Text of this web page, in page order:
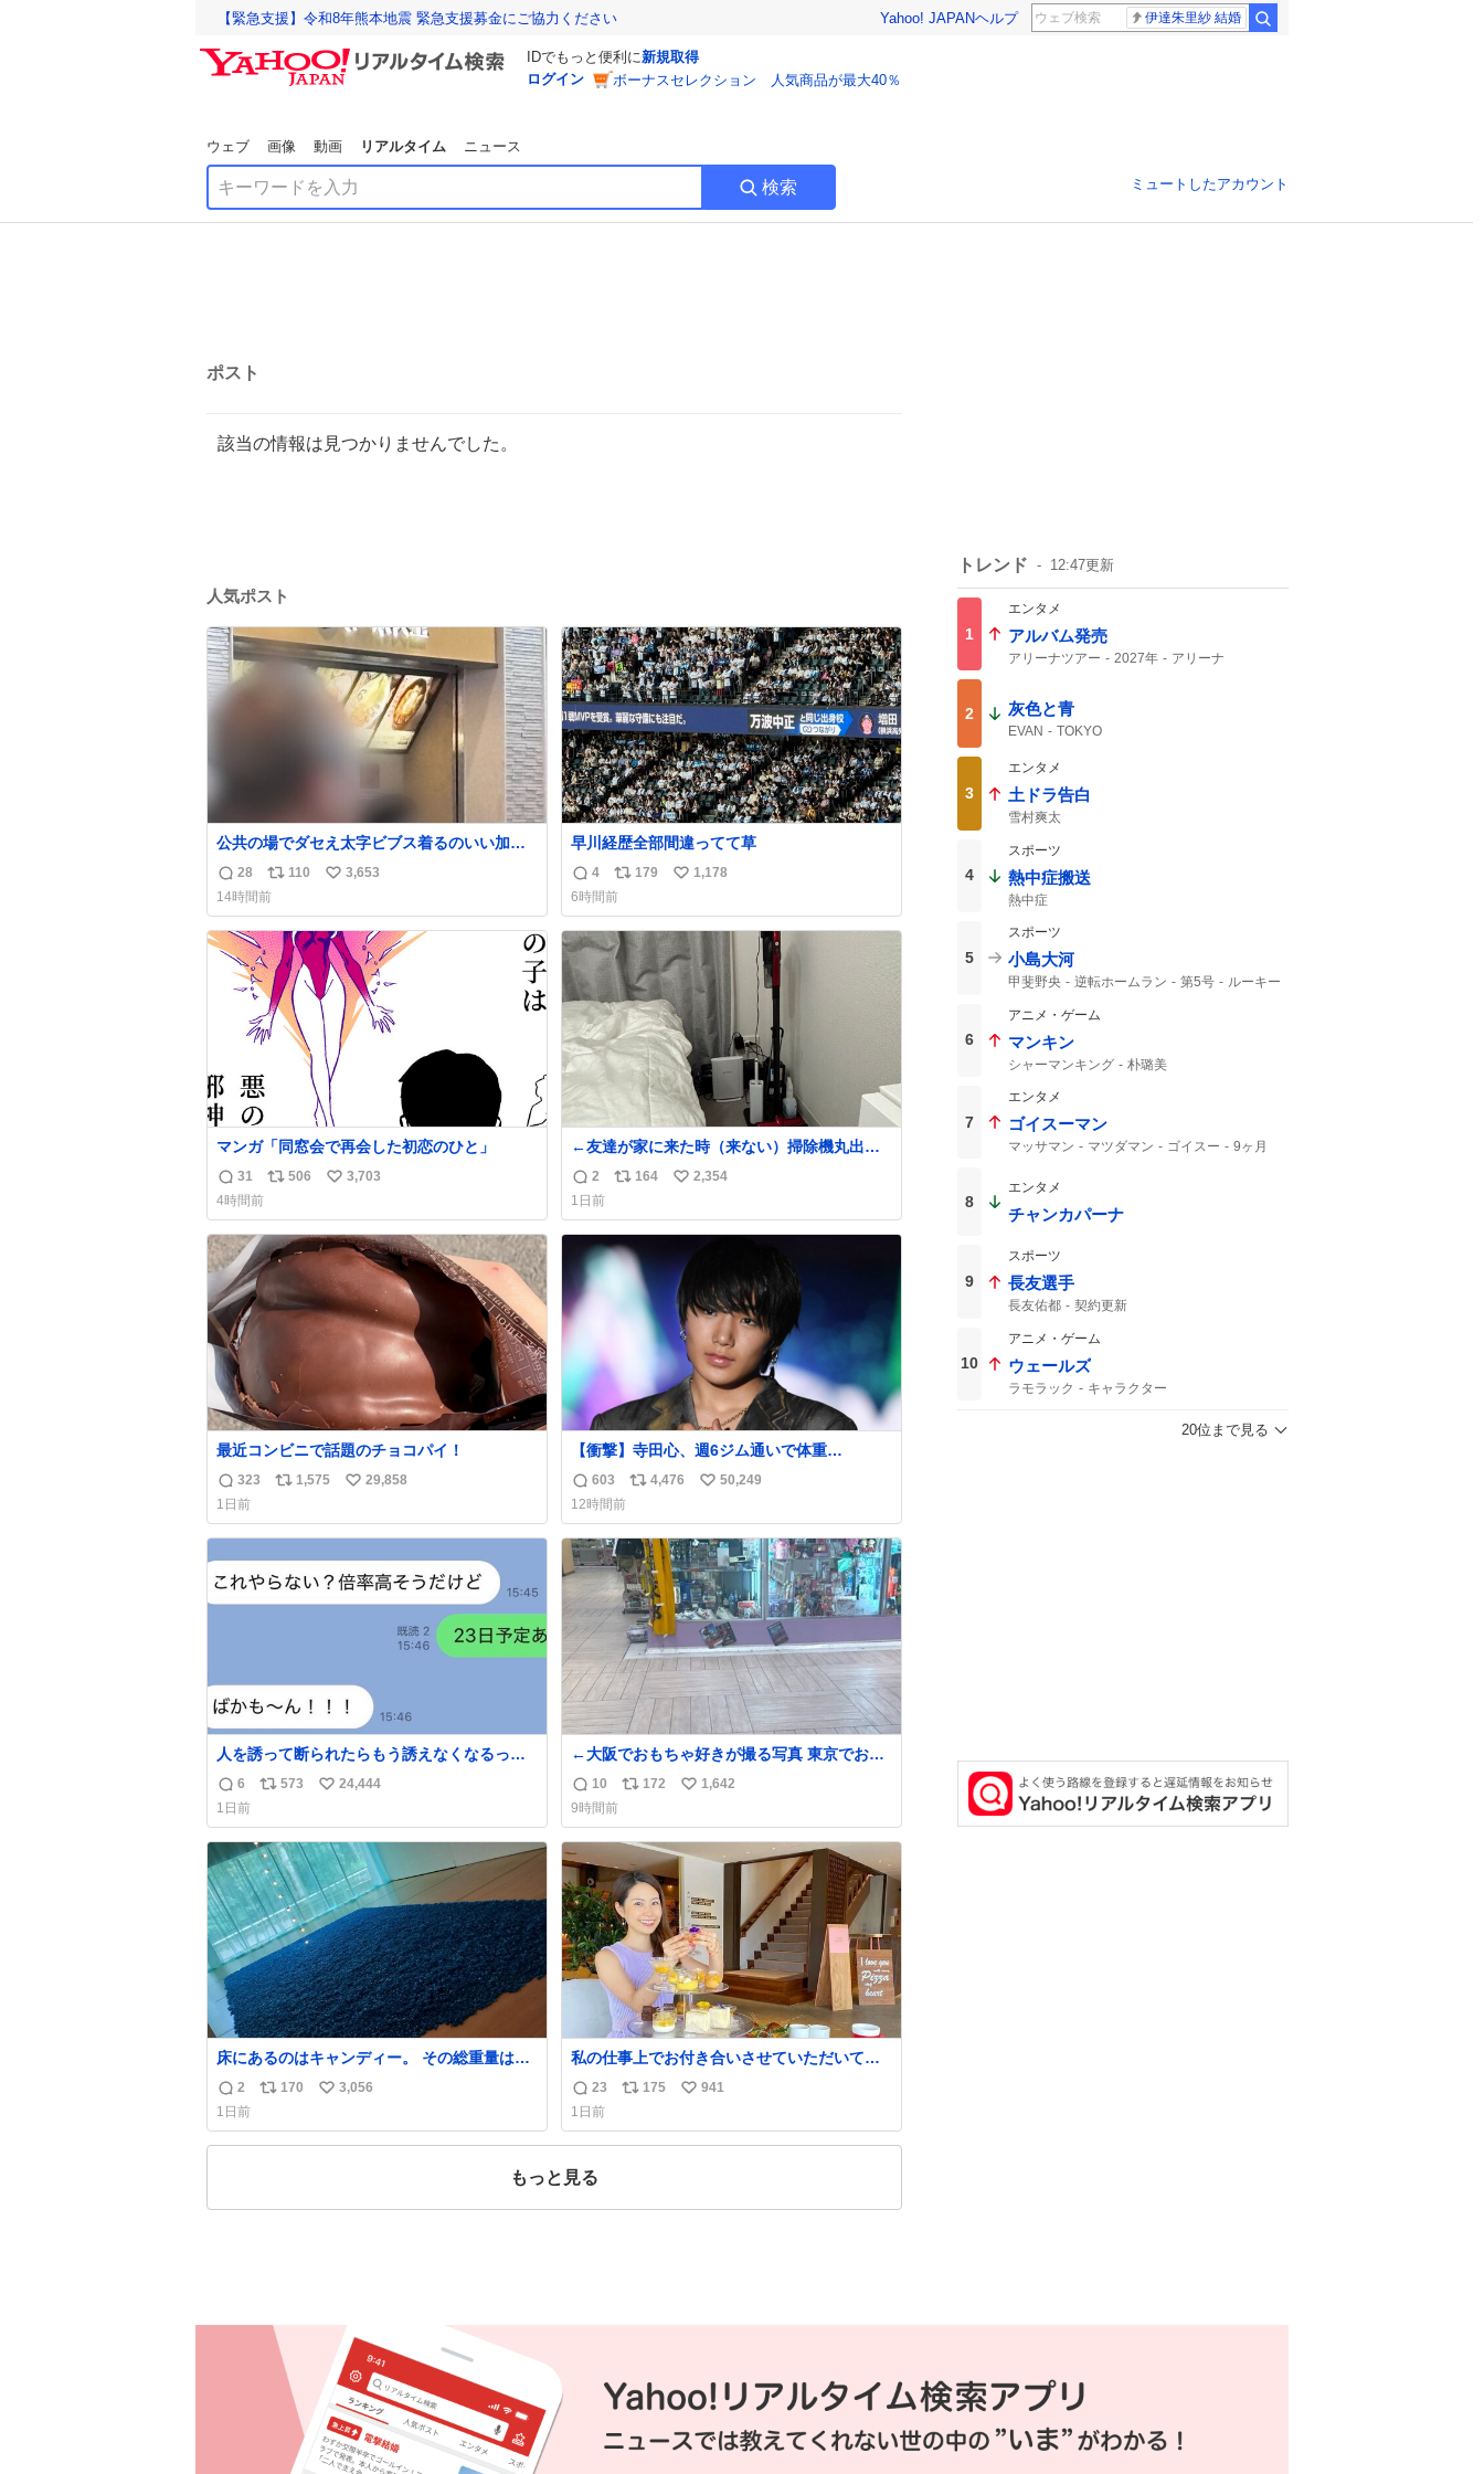
【緊急支援】令和8年熊本地震 緊急支援募金にご協力ください Yahoo! JAPANヘルプ 伊達朱里紗 結婚
IDでもっと便利に新規取得
ログイン
ボーナスセレクション 人気商品が最大40％
ウェブ 画像 動画 リアルタイム ニュース
検索 ミュートしたアカウント
ポスト
該当の情報は見つかりませんでした。
人気ポスト
公共の場でダセえ太字ビブス着るのいい加減
やめない？
返
信
数
28
リ
ポ
ス
ト
数
110
い
ね
数
3,653
14時間前
早川経歴全部間違ってて草
返
信
数
4
リ
ポ
ス
ト
数
179
い
ね
数
1,178
6時間前
マンガ「同窓会で再会した初恋のひと」
返
信
数
31
リ
ス
ト
506
い
ね
数
3,703
4時間前
←友達が家に来た時（来ない）掃除機丸出し
返
信
数
2
リ
ス
ト
164
い
ね
数
2,354
1日前
最近コンビニで話題のチョコパイ！
返
信
数
323
リ
ス
ト
数
1,575
い
ね
数
29,858
1日前
【衝撃】寺田心、週6ジム通いで体重
62kg→82kgに 110kgのベンチプレス持ち上
げる姿披露
news.livedoor.com/article/detail… 元々自重
のみだったが、更に筋肉を大きくするためジ
ム通いを開始。筋肉増量のためおにぎり10
個、ゼリー飲料3～4本、パスタと毎日4千kcal
オーバーの食事を摂取し、増量したという。
返
信
数
603
リ
ス
ト
数
4,476
い
ね
数
50,249
12時間前
人を誘って断られたらもう誘えなくなるって
人、これ見て元気出してほしい
返
信
数
6
リ
ス
ト
数
573
い
ね
24,444
1日前
←大阪でおもちゃ好きが撮る写真 東京でおも
ちゃ好きが撮る写真→
返
信
数
10
リ
ス
ト
数
172
い
ね
数
1,642
9時間前
床にあるのはキャンディー。 その総重量は亡
くなった人と同等の重さだそうです。 鑑賞者
は一つ持ち帰れますが、亡くなった人の一部
を持ち帰っているような感覚になりました。
勇気を出して口に入れたら、ハッカ味😳✨ #ポ
返
信
数
2
リ
ス
170
い
ね
3,056
1日前
私の仕事上でお付き合いさせていただいてい
る富裕層の社長さん達は、こんな事しない。
こんな自慢は一切しないし、なんなら表に出
てこない。 自分に自信がない半端モンはブラ
ンドで自分を飾りキラキラ自慢をする。 #折
返
信
数
23
リ
ス
175
い
ね
941
1日前
もっと見る
トレンド 12:47更新
1
エンタメ
アルバム発売
アリーナツアー 2027年 アリーナ
2 灰色と青
EVAN TOKYO
3
エンタメ
土ドラ告白
雪村爽太
4
スポーツ
熱中症搬送
熱中症
5
スポーツ
小島大河
甲斐野央 逆転ホームラン 第5号
ルーキー
5号
6
アニメ・ゲーム
マンキン
シャーマンキング 朴璐美
7
エンタメ
ゴイスーマン
マッサマン マツダマン ゴイスー 9ヶ月
8
エンタメ
チャンカパーナ
9
スポーツ
長友選手
長友佑都 契約更新
10
アニメ・ゲーム
ウェールズ
ラモラック キャラクター
20位まで見る